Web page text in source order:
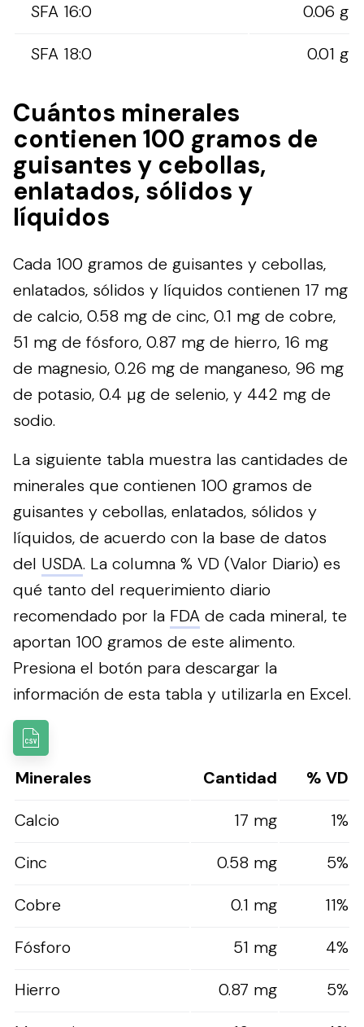
SFA 16:0
0.06 g
SFA 18:0
0.01 g
Cuántos minerales
contienen 100 gramos de
guisantes y cebollas,
enlatados, sólidos y
líquidos
Cada 100 gramos de guisantes y cebollas,
enlatados, sólidos y líquidos contienen 17 mg
de calcio, 0.58 mg de cinc, 0.1 mg de cobre,
51 mg de fósforo, 0.87 mg de hierro, 16 mg
de magnesio, 0.26 mg de manganeso, 96 mg
de potasio, 0.4 µg de selenio, y 442 mg de
sodio.
La siguiente tabla muestra las cantidades de
minerales que contienen 100 gramos de
guisantes y cebollas, enlatados, sólidos y
líquidos, de acuerdo con la base de datos
del USDA. La columna % VD (Valor Diario) es
qué tanto del requerimiento diario
recomendado por la FDA de cada mineral, te
aportan 100 gramos de este alimento.
Presiona el botón para descargar la
información de esta tabla y utilizarla en Excel.
Minerales Cantidad
% VD
Calcio
17 mg
1%
Cinc
0.58 mg
5%
Cobre
0.1 mg
11%
Fósforo
51 mg
4%
Hierro
0.87 mg
5%